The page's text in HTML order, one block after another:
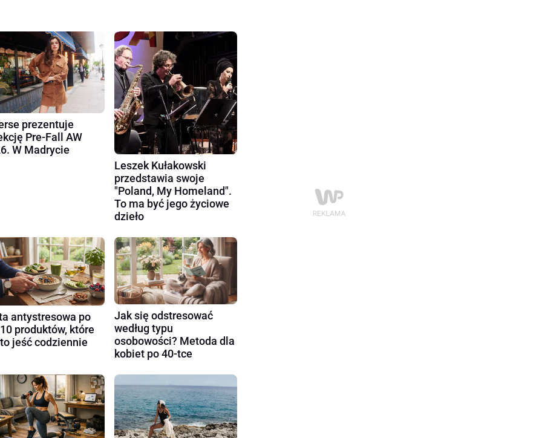
prezentuje
Pre-Fall AW
W Madrycie
Leszek Kułakowski
przedstawia swoje
"Poland, My Homeland".
To ma być jego życiowe
dzieło
antystresowa po
produktów, które
jeść codziennie
Jak się odstresować
według typu
osobowości? Metoda dla
kobiet po 40-tce